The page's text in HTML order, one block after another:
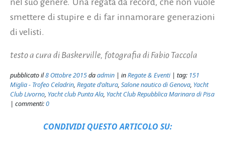
smettere di stupire e di far innamorare generazioni
di velisti.
testo a cura di Baskerville, fotografia di Fabio Taccola
pubblicato il8 Ottobre 2015daadmin | inRegate & Eventi| tag: 151
Miglia - Trofeo Celadrin, Regate d'altura, Salone nautico di Genova, Yacht
Club Livorno, Yacht club Punta Ala, Yacht Club Repubblica Marinara di Pisa
| commenti:0
CONDIVIDI QUESTO ARTICOLO SU: